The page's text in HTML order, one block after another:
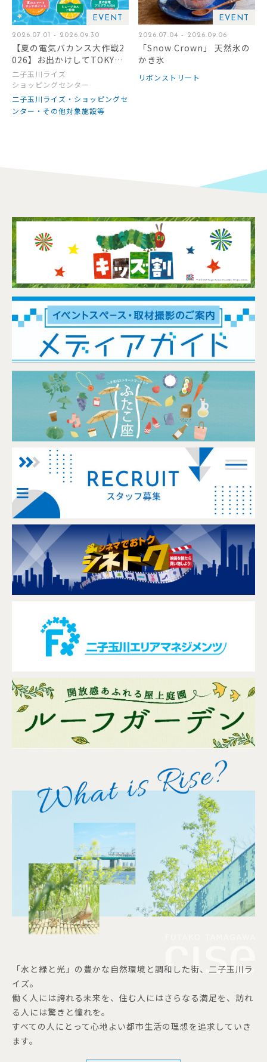
EVENT
2026.07.01 - 2026.09.30
【夏の電気バカンス大作戦2
026】お出かけしてTOKYU
POINTをもらおう！
二子玉川ライズ
ショッピングセンター
二子玉川ライズ・ショッピングセ
ンター・その他対象施設等
EVENT
2026.07.04 - 2026.09.06
「Snow Crown」 天然氷の
かき氷
リボンストリート
「水と緑と光」の豊かな自然環境と調和した街、二子玉川ラ
イズ。
働く人には誇れる未来を、住む人にはさらなる満足を、訪れ
る人には驚きと憧れを。
すべての人にとって心地よい都市生活の理想を追求していき
ます。